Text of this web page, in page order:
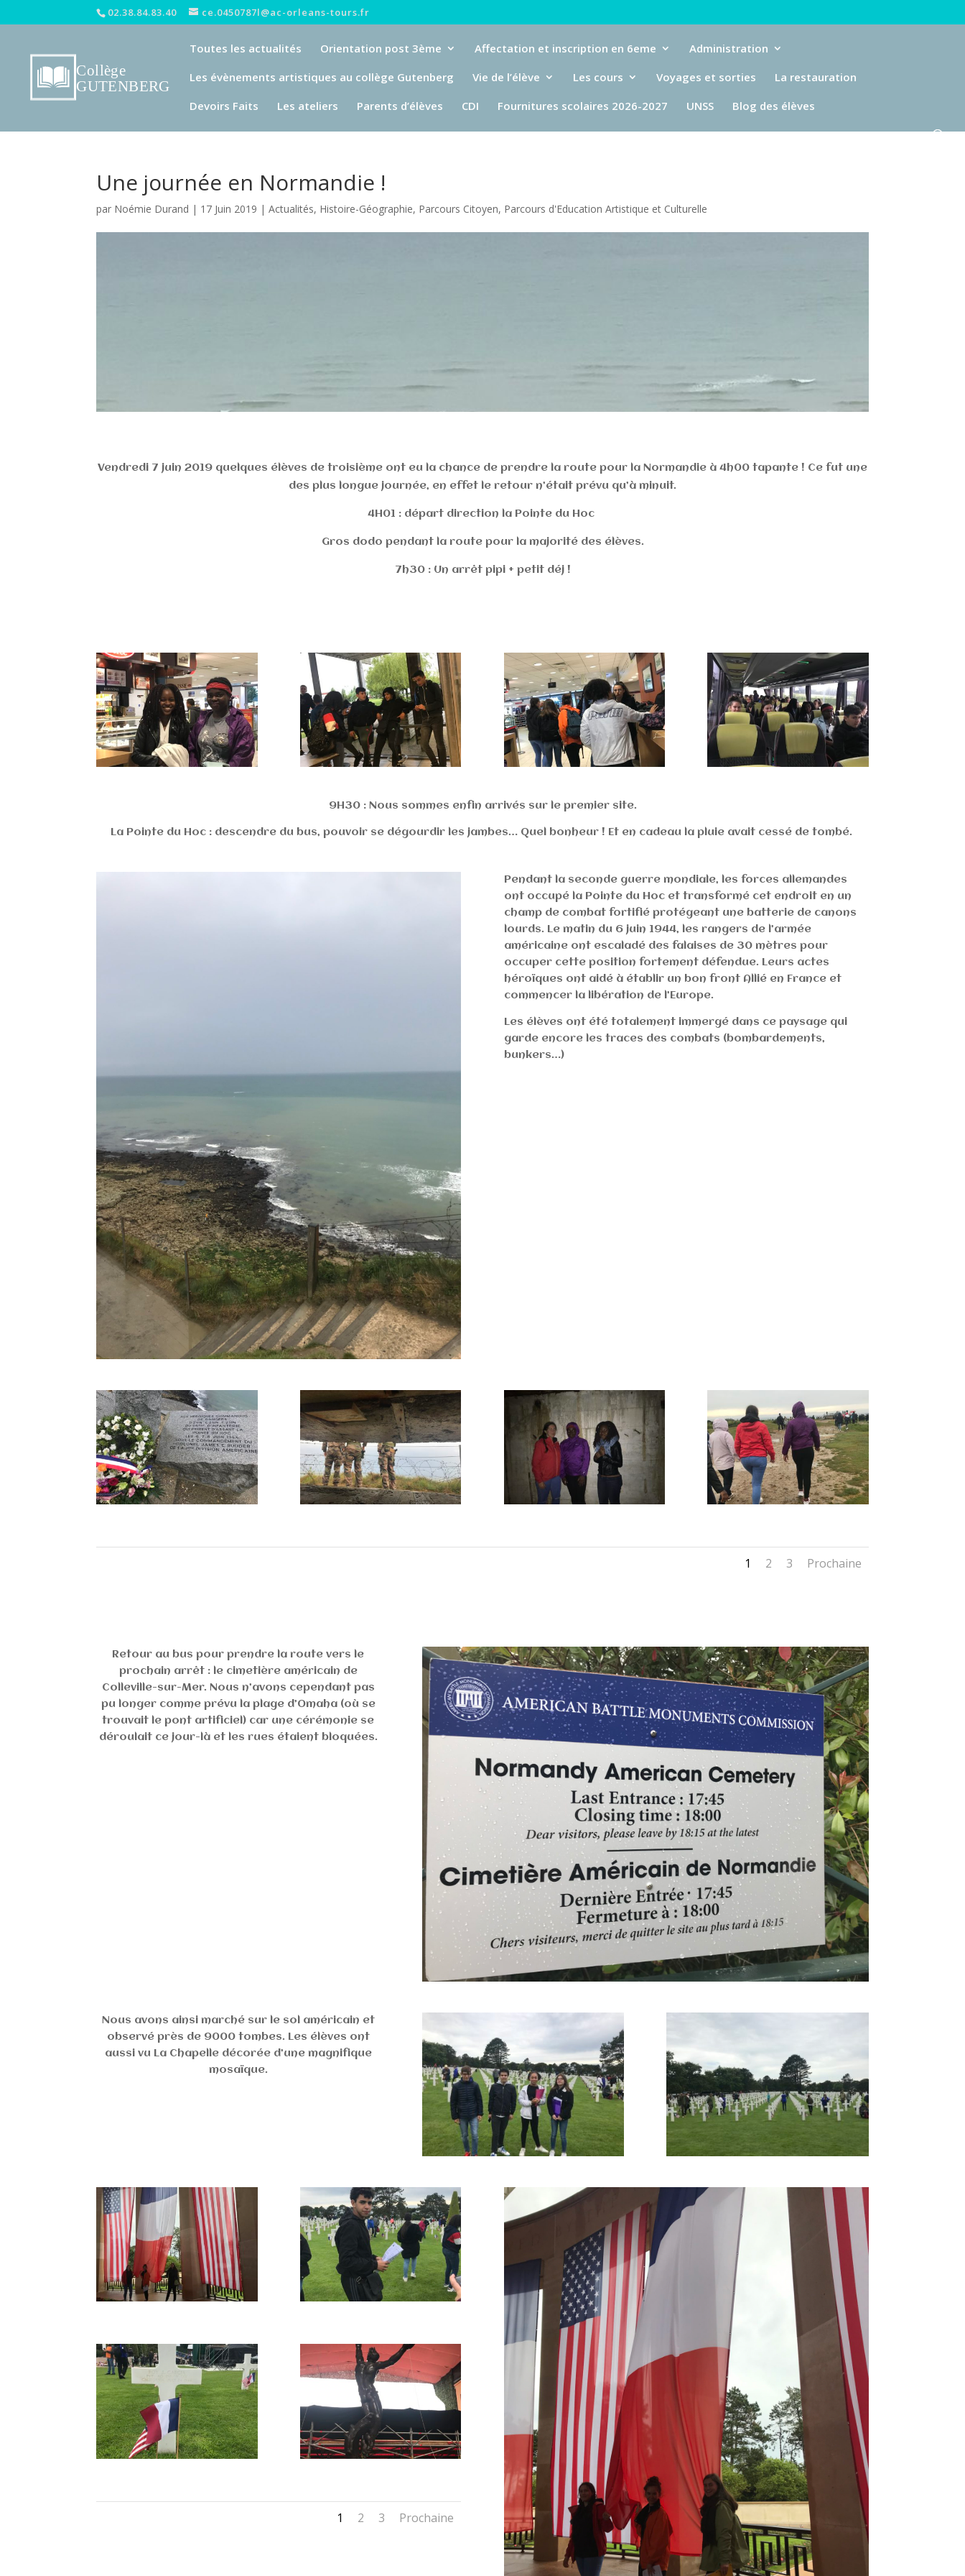
02.38.84.83.40 ce.0450787l@ac-orleans-tours.fr
Toutes les actualités Orientation post 3ème Affectation et inscription en 6eme
Administration
Les évènements artistiques au collège Gutenberg
Vie de l’élève Les cours Voyages et sorties
La restauration
Devoirs Faits
Les ateliers Parents d’élèves CDI Fournitures scolaires 2026-2027 UNSS Blog des élèves
Une journée en Normandie !
par Noémie Durand | 17 Juin 2019 |Actualités, Histoire-Géographie, Parcours Citoyen, Parcours d'Education Artistique et Culturelle
Vendredi 7 juin 2019 quelques élèves de troisième ont eu la chance de prendre la route pour la Normandie à 4h00 tapante ! Ce fut une
des plus longue journée, en effet le retour n’était prévu qu’à minuit.
4H01 : départ direction la Pointe du Hoc
Gros dodo pendant la route pour la majorité des élèves.
7h30 : Un arrêt pipi + petit déj !
9H30 : Nous sommes enfin arrivés sur le premier site.
La Pointe du Hoc : descendre du bus, pouvoir se dégourdir les jambes… Quel bonheur ! Et en cadeau la pluie avait cessé de tombé.
Pendant la seconde guerre mondiale, les forces allemandes
ont occupé la Pointe du Hoc et transformé cet endroit en un
champ de combat fortifié protégeant une batterie de canons
lourds. Le matin du 6 juin 1944, les rangers de l’armée
américaine ont escaladé des falaises de 30 mètres pour
occuper cette position fortement défendue. Leurs actes
héroïques ont aidé à établir un bon front Allié en France et
commencer la libération de l’Europe.
Les élèves ont été totalement immergé dans ce paysage qui
garde encore les traces des combats (bombardements,
bunkers…)
1 2 3 Prochaine
Retour au bus pour prendre la route vers le
prochain arrêt : le cimetière américain de
Colleville-sur-Mer. Nous n’avons cependant pas
pu longer comme prévu la plage d’Omaha (où se
trouvait le pont artificiel) car une cérémonie se
déroulait ce jour-là et les rues étaient bloquées.
Nous avons ainsi marché sur le sol américain et
observé près de 9000 tombes. Les élèves ont
aussi vu La Chapelle décorée d’une magnifique
mosaïque.
1 2 3 Prochaine